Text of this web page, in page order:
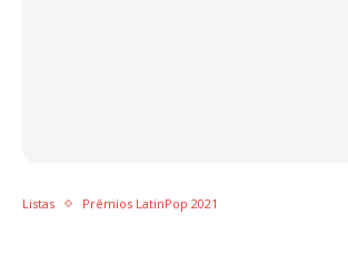
Listas Prêmios LatinPop 2021